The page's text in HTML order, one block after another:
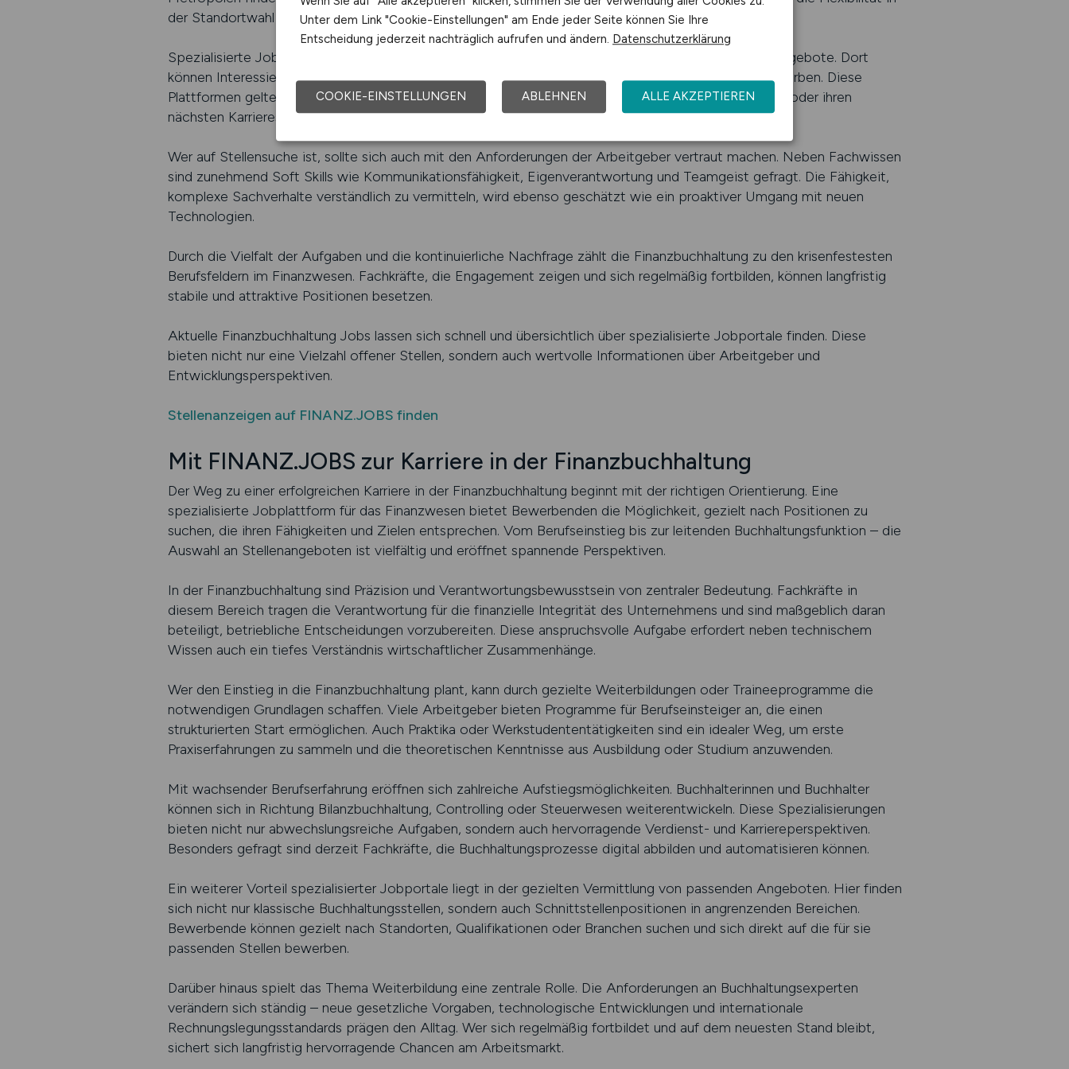
der Standortwahl zeigen, vergrößern ihre Chancen erheblich.
Spezialisierte Jobportale für das Finanzwesen bieten eine gezielte Übersicht über aktuelle Stellenangebote. Dort
können Interessierte nach Branchen, Qualifikationen und Erfahrungsstufen filtern und sich direkt bewerben. Diese
Plattformen gelten als beste Anlaufstellen für Fachkräfte, die im Bereich Finanzbuchhaltung arbeiten oder ihren
nächsten Karriereschritt planen möchten.
Wer auf Stellensuche ist, sollte sich auch mit den Anforderungen der Arbeitgeber vertraut machen. Neben Fachwissen
sind zunehmend Soft Skills wie Kommunikationsfähigkeit, Eigenverantwortung und Teamgeist gefragt. Die Fähigkeit,
komplexe Sachverhalte verständlich zu vermitteln, wird ebenso geschätzt wie ein proaktiver Umgang mit neuen
Technologien.
Durch die Vielfalt der Aufgaben und die kontinuierliche Nachfrage zählt die Finanzbuchhaltung zu den krisenfestesten
Berufsfeldern im Finanzwesen. Fachkräfte, die Engagement zeigen und sich regelmäßig fortbilden, können langfristig
stabile und attraktive Positionen besetzen.
Aktuelle Finanzbuchhaltung Jobs lassen sich schnell und übersichtlich über spezialisierte Jobportale finden. Diese
bieten nicht nur eine Vielzahl offener Stellen, sondern auch wertvolle Informationen über Arbeitgeber und
Entwicklungsperspektiven.
Stellenanzeigen auf FINANZ.JOBS finden
Mit FINANZ.JOBS zur Karriere in der Finanzbuchhaltung
Der Weg zu einer erfolgreichen Karriere in der Finanzbuchhaltung beginnt mit der richtigen Orientierung. Eine
spezialisierte Jobplattform für das Finanzwesen bietet Bewerbenden die Möglichkeit, gezielt nach Positionen zu
suchen, die ihren Fähigkeiten und Zielen entsprechen. Vom Berufseinstieg bis zur leitenden Buchhaltungsfunktion – die
Auswahl an Stellenangeboten ist vielfältig und eröffnet spannende Perspektiven.
In der Finanzbuchhaltung sind Präzision und Verantwortungsbewusstsein von zentraler Bedeutung. Fachkräfte in
diesem Bereich tragen die Verantwortung für die finanzielle Integrität des Unternehmens und sind maßgeblich daran
beteiligt, betriebliche Entscheidungen vorzubereiten. Diese anspruchsvolle Aufgabe erfordert neben technischem
Wissen auch ein tiefes Verständnis wirtschaftlicher Zusammenhänge.
Wer den Einstieg in die Finanzbuchhaltung plant, kann durch gezielte Weiterbildungen oder Traineeprogramme die
notwendigen Grundlagen schaffen. Viele Arbeitgeber bieten Programme für Berufseinsteiger an, die einen
strukturierten Start ermöglichen. Auch Praktika oder Werkstudententätigkeiten sind ein idealer Weg, um erste
Praxiserfahrungen zu sammeln und die theoretischen Kenntnisse aus Ausbildung oder Studium anzuwenden.
Mit wachsender Berufserfahrung eröffnen sich zahlreiche Aufstiegsmöglichkeiten. Buchhalterinnen und Buchhalter
können sich in Richtung Bilanzbuchhaltung, Controlling oder Steuerwesen weiterentwickeln. Diese Spezialisierungen
bieten nicht nur abwechslungsreiche Aufgaben, sondern auch hervorragende Verdienst- und Karriereperspektiven.
Besonders gefragt sind derzeit Fachkräfte, die Buchhaltungsprozesse digital abbilden und automatisieren können.
Ein weiterer Vorteil spezialisierter Jobportale liegt in der gezielten Vermittlung von passenden Angeboten. Hier finden
sich nicht nur klassische Buchhaltungsstellen, sondern auch Schnittstellenpositionen in angrenzenden Bereichen.
Bewerbende können gezielt nach Standorten, Qualifikationen oder Branchen suchen und sich direkt auf die für sie
passenden Stellen bewerben.
Darüber hinaus spielt das Thema Weiterbildung eine zentrale Rolle. Die Anforderungen an Buchhaltungsexperten
verändern sich ständig – neue gesetzliche Vorgaben, technologische Entwicklungen und internationale
Rechnungslegungsstandards prägen den Alltag. Wer sich regelmäßig fortbildet und auf dem neuesten Stand bleibt,
sichert sich langfristig hervorragende Chancen am Arbeitsmarkt.
Unter dem Link "Cookie-Einstellungen" am Ende jeder Seite können Sie Ihre
Entscheidung jederzeit nachträglich aufrufen und ändern. Datenschutzerklärung
COOKIE-EINSTELLUNGEN ABLEHNEN ALLE AKZEPTIEREN